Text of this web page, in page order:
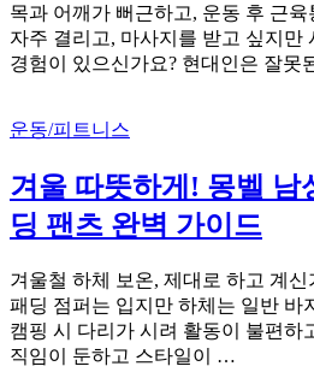
목과 어깨가 뻐근하고, 운동 후 근
자주 결리고, 마사지를 받고 싶지만
경험이 있으신가요? 현대인은 잘못
운동/피트니스
겨울 따뜻하게! 몽벨 남
딩 팬츠 완벽 가이드
겨울철 하체 보온, 제대로 하고 계
패딩 점퍼는 입지만 하체는 일반 바
캠핑 시 다리가 시려 활동이 불편하
직임이 둔하고 스타일이 …